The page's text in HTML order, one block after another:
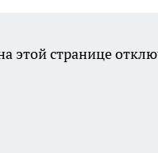
этой странице